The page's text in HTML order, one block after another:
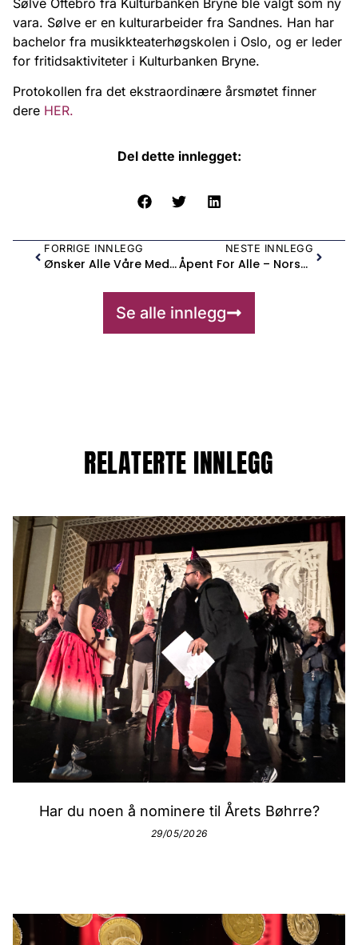
vara. Sølve er en kulturarbeider fra Sandnes. Han har
bachelor fra musikkteaterhøgskolen i Oslo, og er leder
for fritidsaktiviteter i Kulturbanken Bryne.
Protokollen fra det ekstraordinære årsmøtet finner
dere HER.
Del dette innlegget:
FORRIGE INNLEGG
Ønsker Alle Våre Medlemmer, Samarbeidspartnere Og Alle Andre Med Et Stort Teaterhjerte Ei Riktig God Jul!
NESTE INNLEGG
Åpent For Alle – Norsktrening Og Fellesskap
Se alle innlegg
RELATERTE INNLEGG
Har du noen å nominere til Årets Bøhrre?
29/05/2026